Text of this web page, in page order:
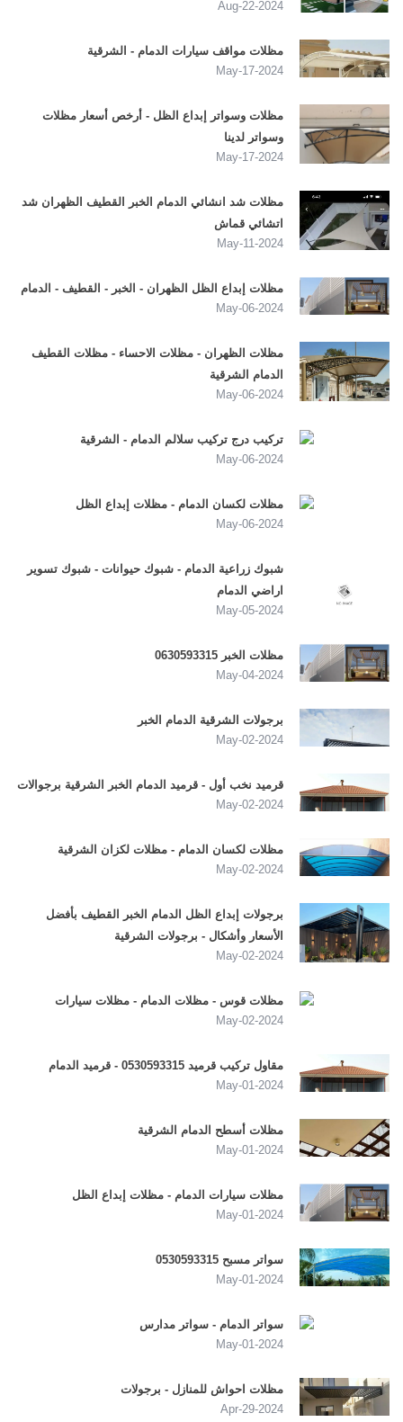
2024-Aug-22
مظلات مواقف سيارات الدمام - الشرقية
2024-May-17
مظلات وسواتر إبداع الظل - أرخص أسعار مظلات
وسواتر لدينا
2024-May-17
مظلات شد انشائي الدمام الخبر القطيف الظهران شد
اتشائي قماش
2024-May-11
مظلات إبداع الظل الظهران - الخبر - القطيف - الدمام
2024-May-06
مظلات الظهران - مظلات الاحساء - مظلات القطيف
الدمام الشرقية
2024-May-06
تركيب درج تركيب سلالم الدمام - الشرقية
2024-May-06
مظلات لكسان الدمام - مظلات إبداع الظل
2024-May-06
شبوك زراعية الدمام - شبوك حيوانات - شبوك تسوير
اراضي الدمام
2024-May-05
مظلات الخبر 0630593315
2024-May-04
برجولات الشرقية الدمام الخبر
2024-May-02
قرميد نخب أول - قرميد الدمام الخبر الشرقية برجوالات
2024-May-02
مظلات لكسان الدمام - مظلات لكزان الشرقية
2024-May-02
برجولات إبداع الظل الدمام الخبر القطيف بأفضل
الأسعار وأشكال - برجولات الشرقية
2024-May-02
مظلات قوس - مظلات الدمام - مظلات سيارات
2024-May-02
مقاول تركيب قرميد 0530593315 - قرميد الدمام
2024-May-01
مظلات أسطح الدمام الشرقية
2024-May-01
مظلات سيارات الدمام - مظلات إبداع الظل
2024-May-01
سواتر مسبح 0530593315
2024-May-01
سواتر الدمام - سواتر مدارس
2024-May-01
مظلات احواش للمنازل - برجولات
2024-Apr-29